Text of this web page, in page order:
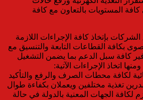
كافة المستويات بالتعاون مع كافة
بإتخاذ كافة الإجراءات اللازمة
بكافة القطاعات التابعة والتنسيق مع
كافة سبل الدعم بما يضمن التشغيل
اتخاذ الإجراءات الآتية:
لكافة محطات الصرف والرفع والتأكيد
تغذية مختلفين ويعملان بكفاءة طوال
لكافة الجهات المعنية بالدولة في حالة